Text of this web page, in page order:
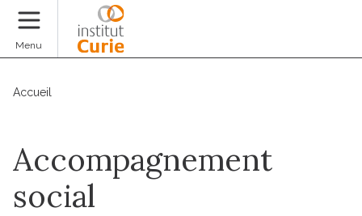
Menu
Accueil
Accompagnement
social